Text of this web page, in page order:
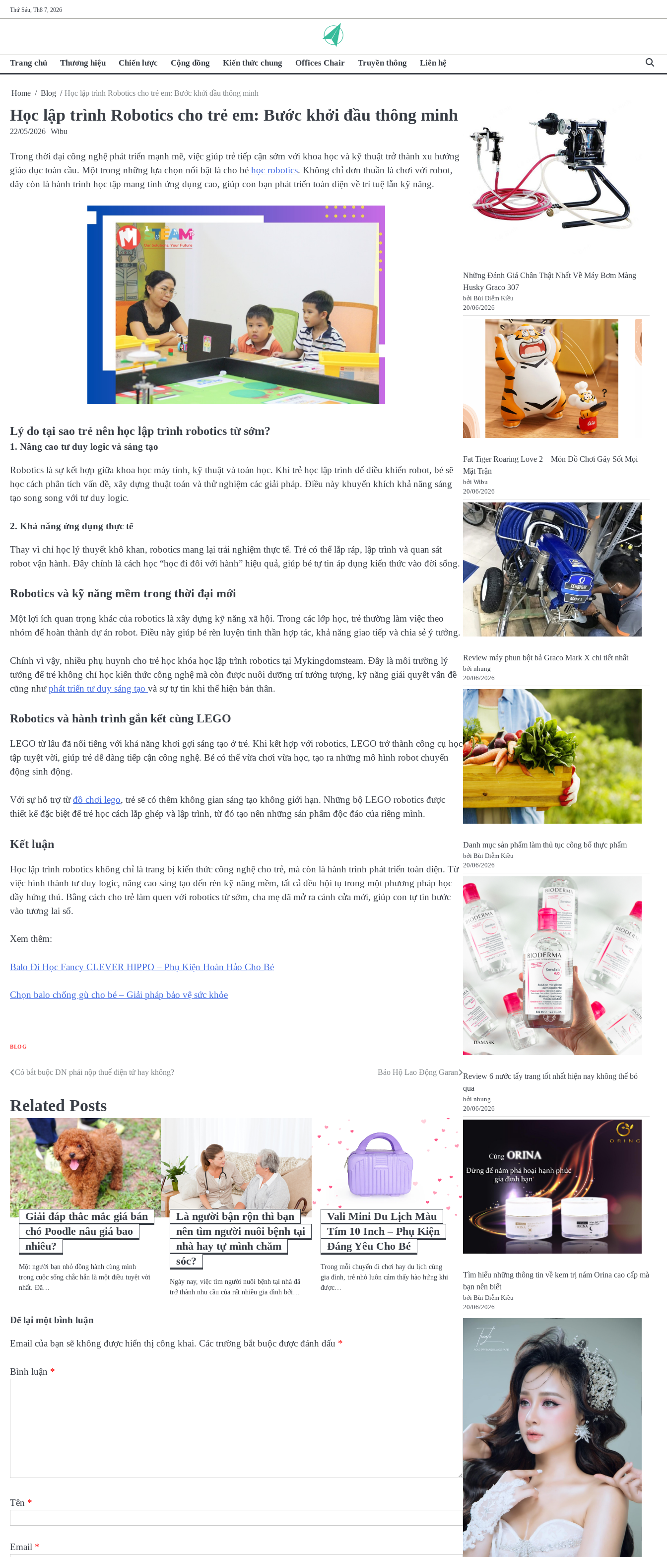
to
Thứ Sáu, Th8 7, 2026
Trang chủ Thương hiệu Chiến lược Cộng đồng Kiến thức chung Offices Chair Truyền thông Liên hệ
Home Blog Học lập trình Robotics cho trẻ em: Bước khởi đầu thông minh
Học lập trình Robotics cho trẻ em: Bước khởi đầu thông minh
22/05/2026 Wibu
Trong thời đại công nghệ phát triển mạnh mẽ, việc giúp trẻ tiếp cận sớm với khoa học và kỹ thuật trở thành xu hướng
giáo dục toàn cầu. Một trong những lựa chọn nổi bật là cho bé học robotics. Không chỉ đơn thuần là chơi với robot,
đây còn là hành trình học tập mang tính ứng dụng cao, giúp con bạn phát triển toàn diện về trí tuệ lẫn kỹ năng.
Lý do tại sao trẻ nên học lập trình robotics từ sớm?
1. Nâng cao tư duy logic và sáng tạo
Robotics là sự kết hợp giữa khoa học máy tính, kỹ thuật và toán học. Khi trẻ học lập trình để điều khiển robot, bé sẽ
học cách phân tích vấn đề, xây dựng thuật toán và thử nghiệm các giải pháp. Điều này khuyến khích khả năng sáng
tạo song song với tư duy logic.
2. Khả năng ứng dụng thực tế
Thay vì chỉ học lý thuyết khô khan, robotics mang lại trải nghiệm thực tế. Trẻ có thể lắp ráp, lập trình và quan sát
robot vận hành. Đây chính là cách học “học đi đôi với hành” hiệu quả, giúp bé tự tin áp dụng kiến thức vào đời sống.
Robotics và kỹ năng mềm trong thời đại mới
Một lợi ích quan trọng khác của robotics là xây dựng kỹ năng xã hội. Trong các lớp học, trẻ thường làm việc theo
nhóm để hoàn thành dự án robot. Điều này giúp bé rèn luyện tinh thần hợp tác, khả năng giao tiếp và chia sẻ ý tưởng.
Chính vì vậy, nhiều phụ huynh cho trẻ học khóa học lập trình robotics tại Mykingdomsteam. Đây là môi trường lý
tưởng để trẻ không chỉ học kiến thức công nghệ mà còn được nuôi dưỡng trí tưởng tượng, kỹ năng giải quyết vấn đề
cũng nhưphát triển tư duy sáng tạo và sự tự tin khi thể hiện bản thân.
Robotics và hành trình gắn kết cùng LEGO
LEGO từ lâu đã nổi tiếng với khả năng khơi gợi sáng tạo ở trẻ. Khi kết hợp với robotics, LEGO trở thành công cụ học
tập tuyệt vời, giúp trẻ dễ dàng tiếp cận công nghệ. Bé có thể vừa chơi vừa học, tạo ra những mô hình robot chuyển
động sinh động.
Với sự hỗ trợ từđồ chơi lego, trẻ sẽ có thêm không gian sáng tạo không giới hạn. Những bộ LEGO robotics được
thiết kế đặc biệt để trẻ học cách lắp ghép và lập trình, từ đó tạo nên những sản phẩm độc đáo của riêng mình.
Kết luận
Học lập trình robotics không chỉ là trang bị kiến thức công nghệ cho trẻ, mà còn là hành trình phát triển toàn diện. Từ
việc hình thành tư duy logic, nâng cao sáng tạo đến rèn kỹ năng mềm, tất cả đều hội tụ trong một phương pháp học
đầy hứng thú. Bằng cách cho trẻ làm quen với robotics từ sớm, cha mẹ đã mở ra cánh cửa mới, giúp con tự tin bước
vào tương lai số.
Xem thêm:
Balo Đi Học Fancy CLEVER HIPPO – Phụ Kiện Hoàn Hảo Cho Bé
Chọn balo chống gù cho bé – Giải pháp bảo vệ sức khỏe
BLOG
Điều
bài
viết
Có bắt buộc DN phải nộp thuế điện tử hay không? Bảo Hộ Lao Động Garan
Related Posts
Giải đáp thắc mắc giá bán
chó Poodle nâu giá bao
nhiêu?
Một người bạn nhỏ đồng hành cùng mình
trong cuộc sống chắc hẳn là một điều tuyệt vời
nhất. Đã…
Là người bận rộn thì bạn
nên tìm người nuôi bệnh tại
nhà hay tự mình chăm
sóc?
Ngày nay, việc tìm người nuôi bệnh tại nhà đã
trở thành nhu cầu của rất nhiều gia đình bởi…
Vali Mini Du Lịch Màu
Tím 10 Inch – Phụ Kiện
Đáng Yêu Cho Bé
Trong mỗi chuyến đi chơi hay du lịch cùng
gia đình, trẻ nhỏ luôn cảm thấy hào hứng khi
được…
Để lại một bình luận
Email của bạn sẽ không được hiển thị công khai. Các trường bắt buộc được đánh dấu *
Bình luận *
Tên *
Email *
Những Đánh Giá Chân Thật Nhất Về Máy Bơm Màng
Husky Graco 307
bởi Bùi Diễm Kiều
20/06/2026
Fat Tiger Roaring Love 2 – Món Đồ Chơi Gây Sốt Mọi
Mặt Trận
bởi Wibu
20/06/2026
Review máy phun bột bả Graco Mark X chi tiết nhất
bởi nhung
20/06/2026
Danh mục sản phẩm làm thủ tục công bố thực phẩm
bởi Bùi Diễm Kiều
20/06/2026
Review 6 nước tẩy trang tốt nhất hiện nay không thể bỏ
qua
bởi nhung
20/06/2026
Tìm hiểu những thông tin về kem trị nám Orina cao cấp mà
bạn nên biết
bởi Bùi Diễm Kiều
20/06/2026